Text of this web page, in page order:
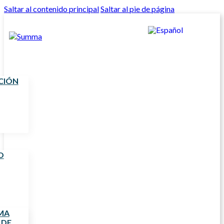
Saltar al contenido principalSaltar al pie de página